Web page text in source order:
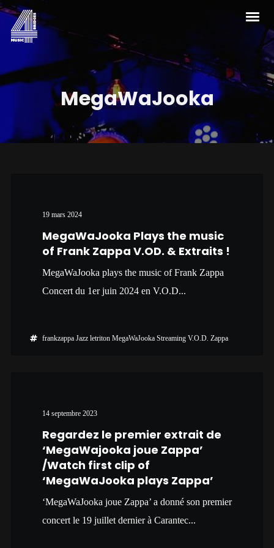
MegaWaJooka
19 mars 2024
MegaWaJooka Plays the music
of Frank Zappa V.OD. & Extraits !
MegaWaJooka plays the music of Frank Zappa
Concert du 1er juin 2024 en V.O.D...
frankzappa Jazz letriton MegaWaJooka Streaming V.O.D. Zappa
14 septembre 2023
Regardez le premier extrait de
‘MegaWajooka joue Zappa’
/Watch first clip of
‘MegaWaJooka plays Zappa’
‘MegaWaJooka joue Zappa’ a donné son premier
concert le 19 juillet dernier à Carantec...